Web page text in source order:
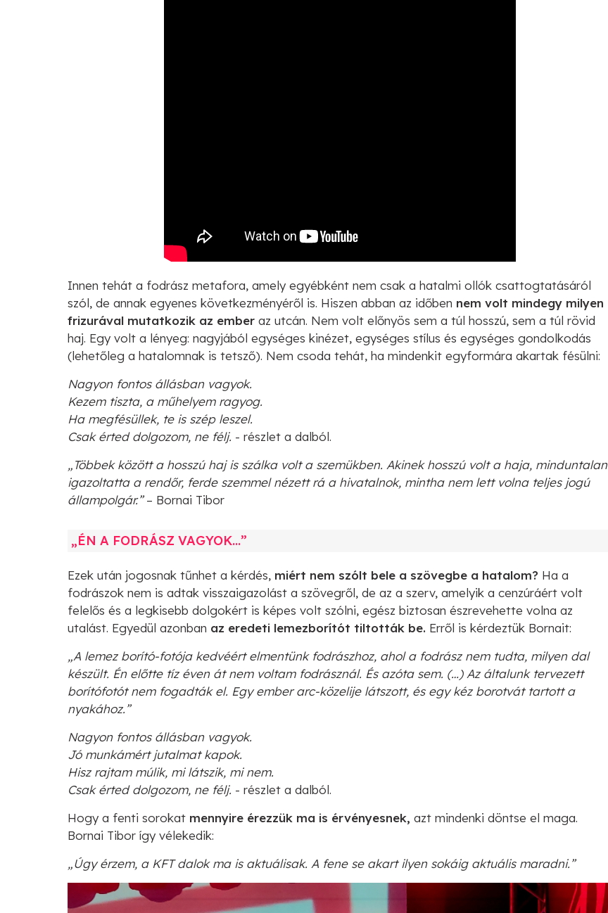
Innen tehát a fodrász metafora, amely egyébként nem csak a hatalmi ollók csattogtatásáról
szól, de annak egyenes következményéről is. Hiszen abban az időben nem volt mindegy milyen
frizurával mutatkozik az ember az utcán. Nem volt előnyös sem a túl hosszú, sem a túl rövid
haj. Egy volt a lényeg: nagyjából egységes kinézet, egységes stílus és egységes gondolkodás
(lehetőleg a hatalomnak is tetsző). Nem csoda tehát, ha mindenkit egyformára akartak fésülni:
Nagyon fontos állásban vagyok.
Kezem tiszta, a műhelyem ragyog.
Ha megfésüllek, te is szép leszel.
Csak érted dolgozom, ne félj. - részlet a dalból.
„Többek között a hosszú haj is szálka volt a szemükben. Akinek hosszú volt a haja, minduntalan
igazoltatta a rendőr, ferde szemmel nézett rá a hivatalnok, mintha nem lett volna teljes jogú
állampolgár.”– Bornai Tibor
„ÉN A FODRÁSZ VAGYOK…”
Ezek után jogosnak tűnhet a kérdés, miért nem szólt bele a szövegbe a hatalom? Ha a
fodrászok nem is adtak visszaigazolást a szövegről, de az a szerv, amelyik a cenzúráért volt
felelős és a legkisebb dolgokért is képes volt szólni, egész biztosan észrevehette volna az
utalást. Egyedül azonban az eredeti lemezborítót tiltották be. Erről is kérdeztük Bornait:
„A lemez borító-fotója kedvéért elmentünk fodrászhoz, ahol a fodrász nem tudta, milyen dal
készült. Én előtte tíz éven át nem voltam fodrásznál. És azóta sem. (…) Az általunk tervezett
borítófotót nem fogadták el. Egy ember arc-közelije látszott, és egy kéz borotvát tartott a
nyakához.”
Nagyon fontos állásban vagyok.
Jó munkámért jutalmat kapok.
Hisz rajtam múlik, mi látszik, mi nem.
Csak érted dolgozom, ne félj. - részlet a dalból.
Hogy a fenti sorokat mennyire érezzük ma is érvényesnek, azt mindenki döntse el maga.
Bornai Tibor így vélekedik:
„Úgy érzem, a KFT dalok ma is aktuálisak. A fene se akart ilyen sokáig aktuális maradni.”